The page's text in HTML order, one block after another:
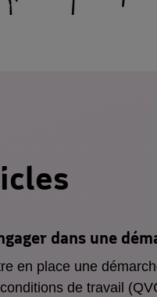
dans une
en place une
de travail